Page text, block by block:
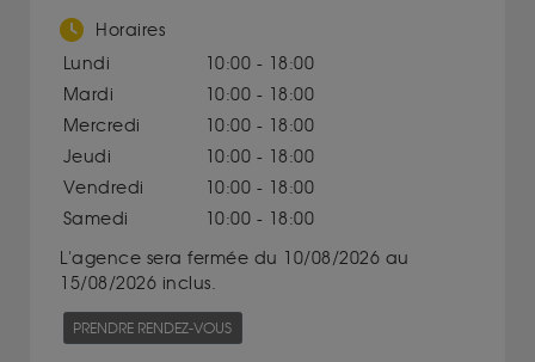
Horaires
Lundi
10:00 - 18:00
Mardi
10:00 - 18:00
Mercredi
10:00 - 18:00
Jeudi
10:00 - 18:00
Vendredi
10:00 - 18:00
Samedi
10:00 - 18:00
L'agence sera fermée du 10/08/2026 au
15/08/2026 inclus.
PRENDRE RENDEZ-VOUS